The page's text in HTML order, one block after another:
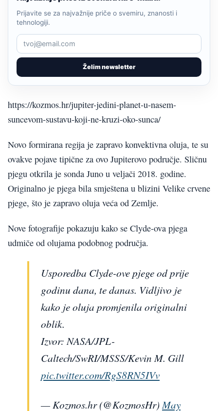
Želim newsletter
Prijavite se za najvažnije priče o svemiru, znanosti i
tehnologiji.
https://kozmos.hr/jupiter-jedini-planet-u-nasem-
suncevom-sustavu-koji-ne-kruzi-oko-sunca/
Novo formirana regija je zapravo konvektivna oluja, te su
ovakve pojave tipične za ovo Jupiterovo područje. Sličnu
pjegu otkrila je sonda Juno u veljači 2018. godine.
Originalno je pjega bila smještena u blizini Velike crvene
pjege, što je zapravo oluja veća od Zemlje.
Nove fotografije pokazuju kako se Clyde-ova pjega
udmiče od olujama podobnog područja.
Usporedba Clyde-ove pjege od prije
godinu dana, te danas. Vidljivo je
kako je oluja promjenila originalni
oblik.
Izvor: NASA/JPL-
Caltech/SwRI/MSSS/Kevin M. Gill
pic.twitter.com/RgS8RN5IVv
— Kozmos.hr (@KozmosHr)May